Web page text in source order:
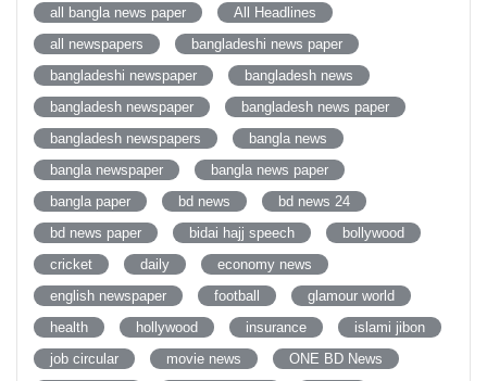
all bangla news paper
All Headlines
all newspapers
bangladeshi news paper
bangladeshi newspaper
bangladesh news
bangladesh newspaper
bangladesh news paper
bangladesh newspapers
bangla news
bangla newspaper
bangla news paper
bangla paper
bd news
bd news 24
bd news paper
bidai hajj speech
bollywood
cricket
daily
economy news
english newspaper
football
glamour world
health
hollywood insurance
islami jibon
job circular
movie news
ONE BD News